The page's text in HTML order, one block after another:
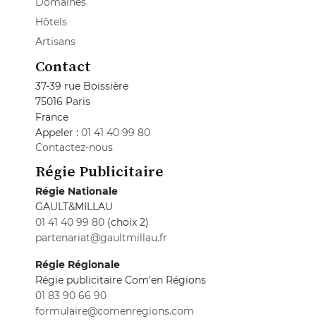
Hôtels
Artisans
Contact
37-39 rue Boissière
75016 Paris
France
Appeler : 01 41 40 99 80
Contactez-nous
Régie Publicitaire
Régie Nationale
GAULT&MILLAU
01 41 40 99 80 (choix 2)
partenariat@gaultmillau.fr
Régie Régionale
Régie publicitaire Com'en Régions
01 83 90 66 90
formulaire@comenregions.com